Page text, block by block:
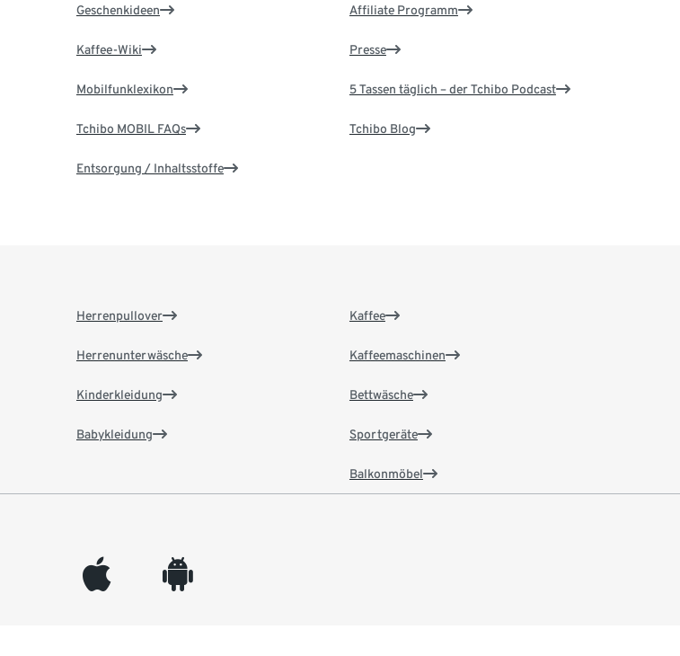
Geschenkideen
Kaffee-Wiki
Mobilfunklexikon
Tchibo MOBIL FAQs
Entsorgung / Inhaltsstoffe
Affiliate Programm
Presse
5 Tassen täglich – der Tchibo Podcast
Tchibo Blog
Herrenpullover
Herrenunterwäsche
Kinderkleidung
Babykleidung
Kaffee
Kaffeemaschinen
Bettwäsche
Sportgeräte
Balkonmöbel
appleinc android